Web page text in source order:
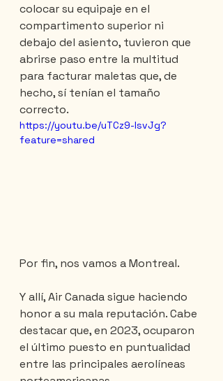
colocar su equipaje en el
compartimento superior ni
debajo del asiento, tuvieron que
abrirse paso entre la multitud
para facturar maletas que, de
hecho, sí tenían el tamaño
correcto.
https://youtu.be/uTCz9-IsvJg?
feature=shared
Por fin, nos vamos a Montreal.
Y allí, Air Canada sigue haciendo
honor a su mala reputación. Cabe
destacar que, en 2023, ocuparon
el último puesto en puntualidad
entre las principales aerolíneas